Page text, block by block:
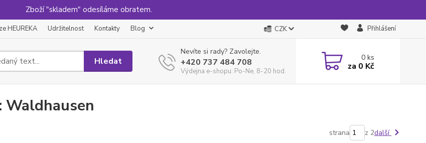
Zboží "skladem" odesíláme obratem.
HEUREKA Udržitelnost Kontakty Blog CZK Přihlášení
Hledat
Nevíte si rady? Zavolejte.
+420 737 484 708
Výdejna e-shopu: Po-Ne, 8-20 hod.
0ks
za 0 Kč
Waldhausen
strana z 2další